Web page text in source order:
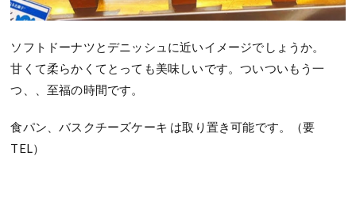
ソフトドーナツとデニッシュに近いイメージでしょうか。
甘くて柔らかくてとっても美味しいです。ついついもう一
つ、、至福の時間です。
食パン、バスクチーズケーキ は取り置き可能です。（要
TEL）